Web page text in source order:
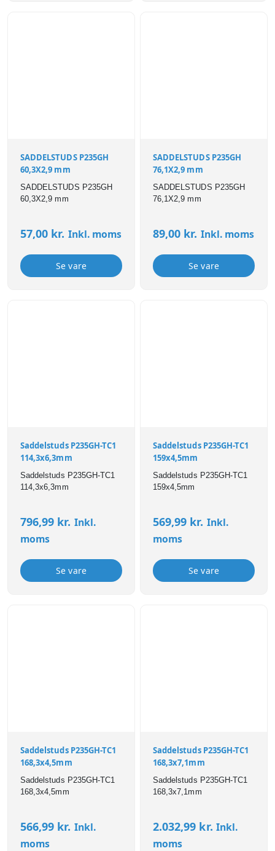
SADDELSTUDS P235GH
60,3X2,9 mm
SADDELSTUDS P235GH
60,3X2,9 mm
57,00 kr. Inkl. moms
Se vare
SADDELSTUDS P235GH
76,1X2,9 mm
SADDELSTUDS P235GH
76,1X2,9 mm
89,00 kr. Inkl. moms
Se vare
Saddelstuds P235GH-TC1
114,3x6,3mm
Saddelstuds P235GH-TC1
114,3x6,3mm
796,99 kr. Inkl.
moms
Se vare
Saddelstuds P235GH-TC1
159x4,5mm
Saddelstuds P235GH-TC1
159x4,5mm
569,99 kr. Inkl.
moms
Se vare
Saddelstuds P235GH-TC1
168,3x4,5mm
Saddelstuds P235GH-TC1
168,3x4,5mm
566,99 kr. Inkl.
moms
Saddelstuds P235GH-TC1
168,3x7,1mm
Saddelstuds P235GH-TC1
168,3x7,1mm
2.032,99 kr. Inkl.
moms